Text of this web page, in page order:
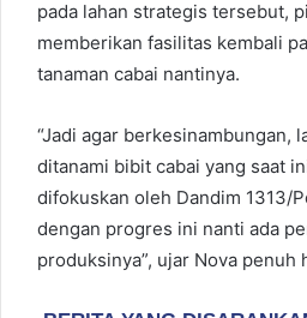
pada lahan strategis tersebut,
memberikan fasilitas kembali
tanaman cabai nantinya.
“Jadi agar berkesinambungan,
ditanami bibit cabai yang saat
difokuskan oleh Dandim 1313/
dengan progres ini nanti ada
produksinya”, ujar Nova penuh